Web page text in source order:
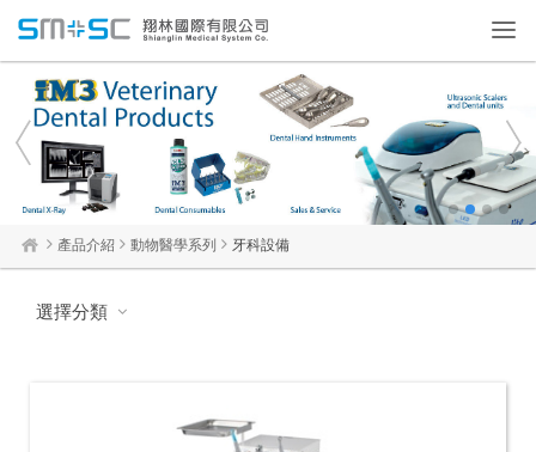
1 2 3 4
產品介紹 動物醫學系列 牙科設備
選擇分類